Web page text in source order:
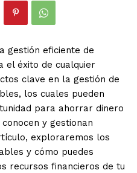
gestión eficiente de
el éxito de cualquier
clave en la gestión de
los cuales pueden
para ahorrar dinero
y gestionan
exploraremos los
y cómo puedes
recursos financieros de tu